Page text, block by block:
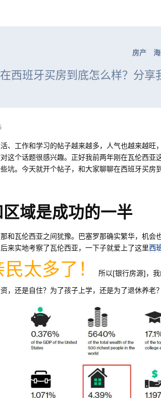
房产
在西班牙买房到底怎么样？分
、工作和学习的帖子越来越多，人气也越来越
这个话题很感兴趣。正好我前两年刚在瓦伦西
坑。今天就开个帖子，和大家聊聊在西班牙买
域是成功的一半
和瓦伦西亚之间犹豫。巴塞罗那确实繁华，机
来实地考察了瓦伦西亚，一下子就爱上了这里西
太多了！
所以[银行房源]，
，还是自住？为了孩子上学，还是为了退休养老